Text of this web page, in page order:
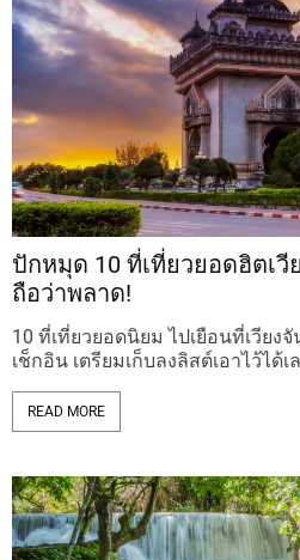
ปักหมุด 10 ที่เที่ยวยอดฮิตเ
ถือว่าพลาด!
10 ที่เที่ยวยอดนิยม ไปเยือนที่เวีย
เช็กอิน เตรียมเก็บลงลิสต์เอาไว้ได้เ
READ MORE